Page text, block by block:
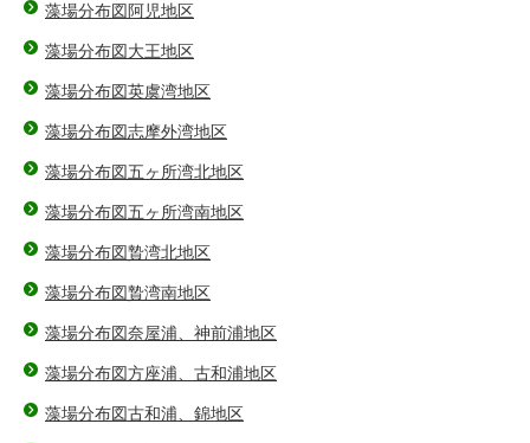
藻場分布図阿児地区
藻場分布図大王地区
藻場分布図英虞湾地区
藻場分布図志摩外湾地区
藻場分布図五ヶ所湾北地区
藻場分布図五ヶ所湾南地区
藻場分布図贄湾北地区
藻場分布図贄湾南地区
藻場分布図奈屋浦、神前浦地区
藻場分布図方座浦、古和浦地区
藻場分布図古和浦、錦地区